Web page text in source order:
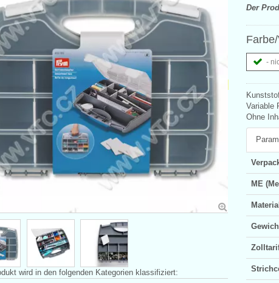
Der
-
Variable
Ohne
ME
wird in den folgenden Kategorien klassifiziert: